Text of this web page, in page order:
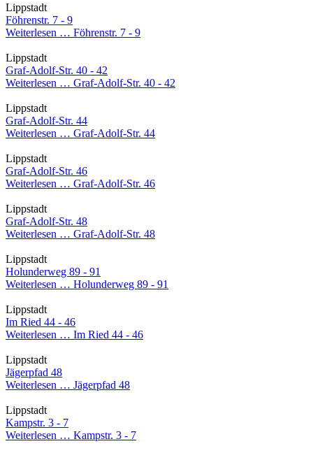
Lippstadt
Föhrenstr. 7 - 9
Weiterlesen … Föhrenstr. 7 - 9
Lippstadt
Graf-Adolf-Str. 40 - 42
Weiterlesen … Graf-Adolf-Str. 40 - 42
Lippstadt
Graf-Adolf-Str. 44
Weiterlesen … Graf-Adolf-Str. 44
Lippstadt
Graf-Adolf-Str. 46
Weiterlesen … Graf-Adolf-Str. 46
Lippstadt
Graf-Adolf-Str. 48
Weiterlesen … Graf-Adolf-Str. 48
Lippstadt
Holunderweg 89 - 91
Weiterlesen … Holunderweg 89 - 91
Lippstadt
Im Ried 44 - 46
Weiterlesen … Im Ried 44 - 46
Lippstadt
Jägerpfad 48
Weiterlesen … Jägerpfad 48
Lippstadt
Kampstr. 3 - 7
Weiterlesen … Kampstr. 3 - 7